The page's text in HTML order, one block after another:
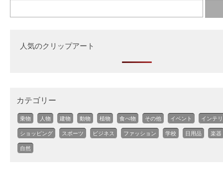
人気のクリップアート
カテゴリー
乗物 人物 建物 動物 植物 食べ物 その他 イベント インテ
ショッピング スポーツ ビジネス ファッション 学校 日用品 楽器
自然